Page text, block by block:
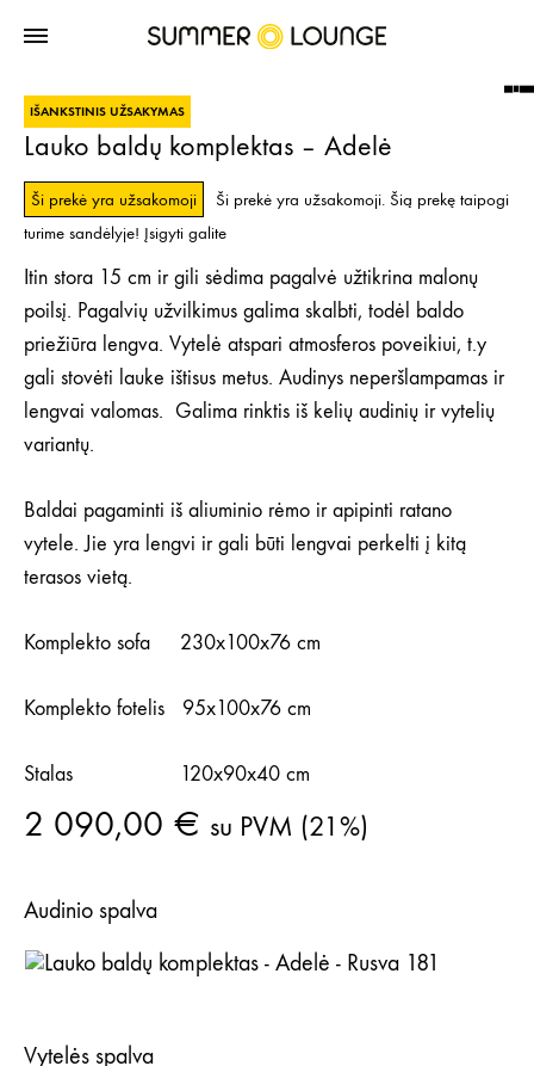
IŠANKSTINIS UŽSAKYMAS
Lauko baldų komplektas – Adelė
Ši prekė yra užsakomoji
Ši prekė yra užsakomoji. Šią prekę taipogi
turime sandėlyje! Įsigyti galite
Itin stora 15 cm ir gili sėdima pagalvė užtikrina malonų
poilsį. Pagalvių užvilkimus galima skalbti, todėl baldo
priežiūra lengva. Vytelė atspari atmosferos poveikiui, t.y
gali stovėti lauke ištisus metus. Audinys neperšlampamas ir
lengvai valomas. Galima rinktis iš kelių audinių ir vytelių
variantų.
Baldai pagaminti iš aliuminio rėmo ir apipinti ratano
vytele. Jie yra lengvi ir gali būti lengvai perkelti į kitą
terasos vietą.
Komplekto sofa 230x100x76 cm
Komplekto fotelis 95x100x76 cm
Stalas 120x90x40 cm
2 090,00 € su PVM (21%)
Audinio spalva
Vytelės spalva